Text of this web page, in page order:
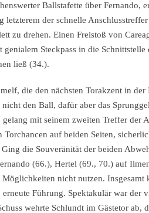
Ballstafette über Fernando,
letzterem der schnelle
zu drehen. Einen Freistoß von
Steckpass in die
ließ (34.).
die den nächsten Torakzent in
den Ball, dafür aber das
mit seinem zweiten Treffer
Torchancen auf beiden Seiten,
die Souveränität der beiden
(66.), Hertel (69., 70.) auf
nicht nutzen.
Führung. Spektakulär war
wehrte Schlundt im Gästetor ab,